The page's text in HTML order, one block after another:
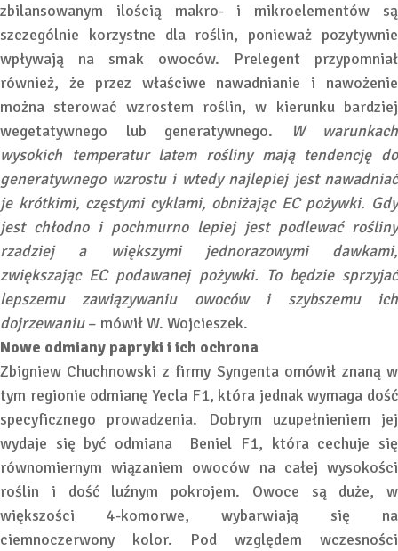
zbilansowanym ilością makro- i mikroelementów są
szczególnie korzystne dla roślin, ponieważ pozytywnie
wpływają na smak owoców. Prelegent przypomniał
również, że przez właściwe nawadnianie i nawożenie
można sterować wzrostem roślin, w kierunku bardziej
wegetatywnego lub generatywnego.
W warunkach
wysokich temperatur latem rośliny mają tendencję do
generatywnego wzrostu i wtedy najlepiej jest nawadniać
je krótkimi, częstymi cyklami, obniżając EC pożywki. Gdy
jest chłodno i pochmurno lepiej jest podlewać rośliny
rzadziej a większymi jednorazowymi dawkami,
zwiększając EC podawanej pożywki. To będzie sprzyjać
lepszemu zawiązywaniu owoców i szybszemu ich
dojrzewaniu– mówił W. Wojcieszek.
Nowe odmiany papryki i ich ochrona
Zbigniew Chuchnowski z firmy Syngenta omówił znaną w
tym regionie odmianę Yecla F1, która jednak wymaga dość
specyficznego prowadzenia. Dobrym uzupełnieniem jej
wydaje się być odmiana Beniel F1, która cechuje się
równomiernym wiązaniem owoców na całej wysokości
roślin i dość luźnym pokrojem. Owoce są duże, w
większości 4-komorwe, wybarwiają się na
ciemnoczerwony kolor. Pod względem wczesności